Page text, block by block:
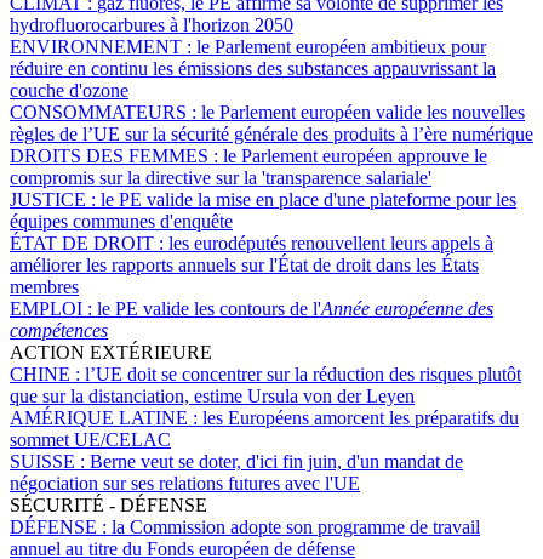
hydrofluorocarbures à l'horizon 2050
ENVIRONNEMENT : le Parlement européen ambitieux pour
réduire en continu les émissions des substances appauvrissant la
couche d'ozone
CONSOMMATEURS : le Parlement européen valide les nouvelles
règles de l’UE sur la sécurité générale des produits à l’ère numérique
DROITS DES FEMMES : le Parlement européen approuve le
compromis sur la directive sur la 'transparence salariale'
JUSTICE : le PE valide la mise en place d'une plateforme pour les
équipes communes d'enquête
ÉTAT DE DROIT : les eurodéputés renouvellent leurs appels à
améliorer les rapports annuels sur l'État de droit dans les États
membres
EMPLOI : le PE valide les contours de l'Année européenne des
compétences
ACTION EXTÉRIEURE
CHINE : l’UE doit se concentrer sur la réduction des risques plutôt
que sur la distanciation, estime Ursula von der Leyen
AMÉRIQUE LATINE : les Européens amorcent les préparatifs du
sommet UE/CELAC
SUISSE : Berne veut se doter, d'ici fin juin, d'un mandat de
négociation sur ses relations futures avec l'UE
SÉCURITÉ - DÉFENSE
DÉFENSE : la Commission adopte son programme de travail
annuel au titre du Fonds européen de défense